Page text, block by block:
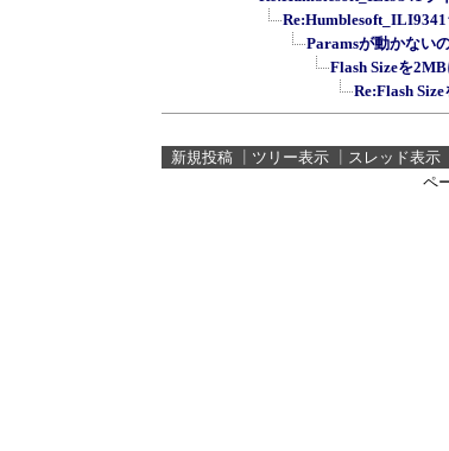
Paramsが動かない
Flash Sizeを
Re:Flash
新規投稿
ツリー表示 スレッド表示
ペ